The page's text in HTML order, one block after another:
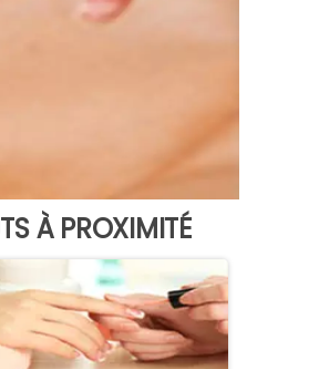
À PROXIMITÉ